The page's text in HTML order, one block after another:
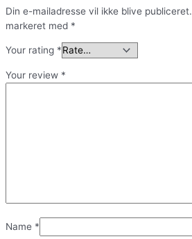
Din e-mailadresse vil ikke blive publiceret.
markeret med *
Your rating *
Your review *
Name *